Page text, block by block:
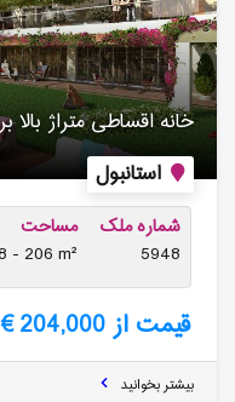
استانبول
خانه اقساطی متراژ
شماره ملک
5948
مساحت
- 206 m²
قیمت از 204,000 €
بیشتر بخوانید